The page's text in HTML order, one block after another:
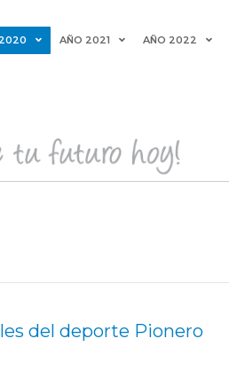
AÑO 2021 AÑO 2022
del deporte Pionero